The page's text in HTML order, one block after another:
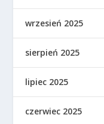
wrzesień 2025
sierpień 2025
lipiec 2025
czerwiec 2025